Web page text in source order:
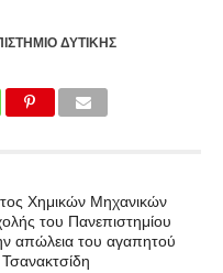
ΔΥΤΙΚΉΣ
Χημικών Μηχανικών
του Πανεπιστημίου
απώλεια του αγαπητού